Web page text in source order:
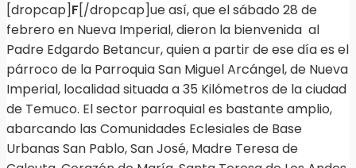
[dropcap]F[/dropcap]ue así, que el sábado 28 de
febrero en Nueva Imperial, dieron la bienvenida al
Padre Edgardo Betancur, quien a partir de ese día es el
párroco de la Parroquia San Miguel Arcángel, de Nueva
Imperial, localidad situada a 35 Kilómetros de la ciudad
de Temuco. El sector parroquial es bastante amplio,
abarcando las Comunidades Eclesiales de Base
Urbanas San Pablo, San José, Madre Teresa de